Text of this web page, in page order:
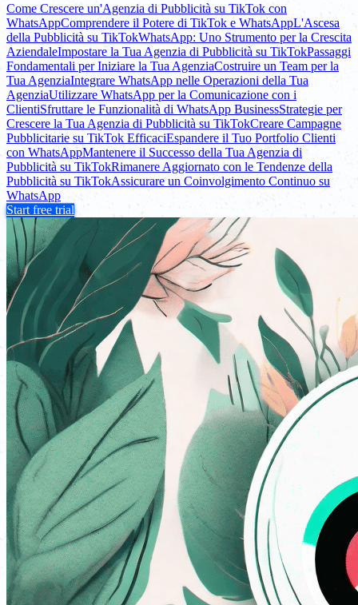
Come Crescere un'Agenzia di Pubblicità su TikTok con
WhatsAppComprendere il Potere di TikTok e WhatsAppL'Ascesa
della Pubblicità su TikTokWhatsApp: Uno Strumento per la Crescita
AziendaleImpostare la Tua Agenzia di Pubblicità su TikTokPassaggi
Fondamentali per Iniziare la Tua AgenziaCostruire un Team per la
Tua AgenziaIntegrare WhatsApp nelle Operazioni della Tua
AgenziaUtilizzare WhatsApp per la Comunicazione con i
ClientiSfruttare le Funzionalità di WhatsApp BusinessStrategie per
Crescere la Tua Agenzia di Pubblicità su TikTokCreare Campagne
Pubblicitarie su TikTok EfficaciEspandere il Tuo Portfolio Clienti
con WhatsAppMantenere il Successo della Tua Agenzia di
Pubblicità su TikTokRimanere Aggiornato con le Tendenze della
Pubblicità su TikTokAssicurare un Coinvolgimento Continuo su
WhatsApp
Start free trial